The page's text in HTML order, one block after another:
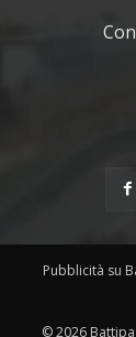
Pubblicità su
© 2026